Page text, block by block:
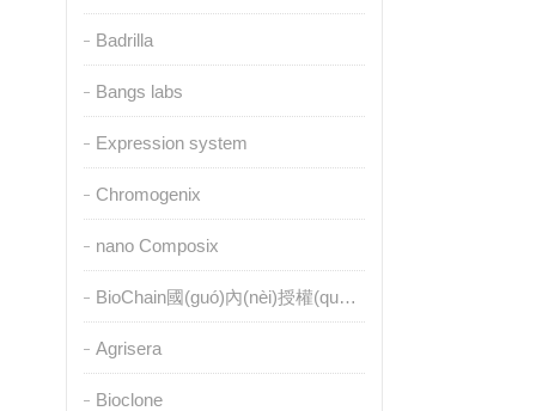
Badrilla
Bangs labs
Expression system
Chromogenix
nano Composix
BioChain國(guó)內(nèi)授權(quán)代理
Agrisera
Bioclone